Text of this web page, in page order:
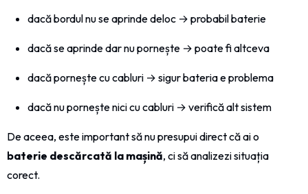
dacă bordul nu se aprinde deloc → probabil baterie
dacă se aprinde dar nu pornește → poate fi altceva
dacă pornește cu cabluri → sigur bateria e problema
dacă nu pornește nici cu cabluri → verifică alt sistem
De aceea, este important să nu presupui direct că ai o
baterie descărcată la mașină, ci să analizezi situația
corect.